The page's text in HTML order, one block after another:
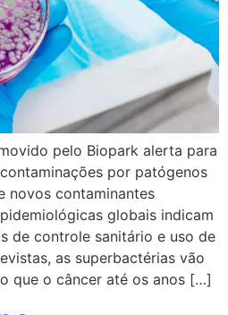
pelo Biopark alerta para
por patógenos
novos contaminantes
globais indicam
de controle sanitário e uso de
as superbactérias vão
que o câncer até os anos […]